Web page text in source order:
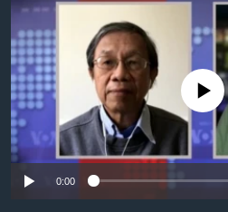
ရန်
ပင်မ
အ
ညွန်း
စာမျက်နှာ
သို့
ကျော်
ကြည့်
မကြေးမုံရဲ့ အင်္ဂလိပ်စာ
ရုပ်ရှင်ထဲက အင်္ဂလိပ်စာ
သုတပဒေသာ အင်္ဂလိပ်စာ
ရေဒီယို
တီဗွီ
ရေဒီယိုနှင့်ရုပ်သံ အချက်အလက်မျာ
ရေဒီယို/တီဗွီအစီအစဉ်
Learning English
ဗွီအိုအေ လူမှုကွန်ယက်များ
No media source
0:00